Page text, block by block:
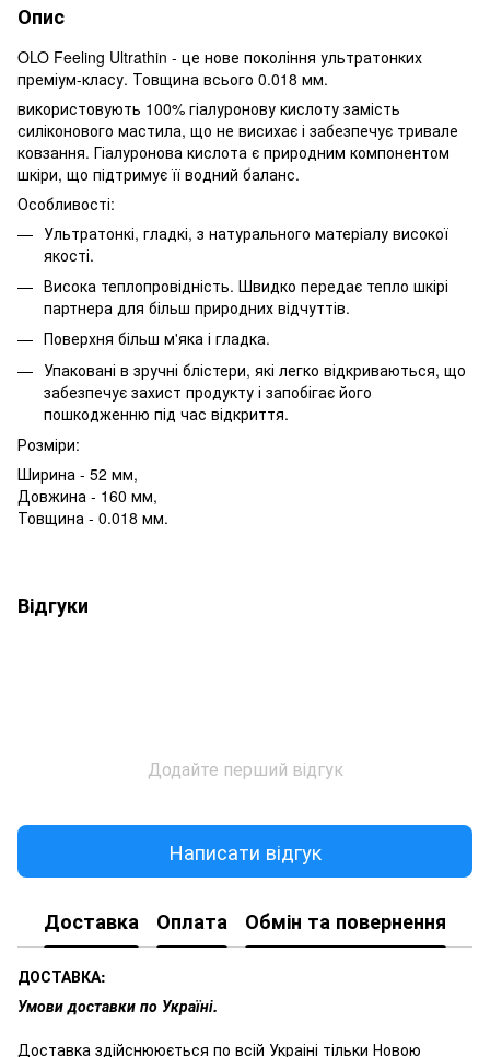
Опис
OLO Feeling Ultrathin - це нове покоління ультратонких
преміум-класу. Товщина всього 0.018 мм.
використовують 100% гіалуронову кислоту замість
силіконового мастила, що не висихає і забезпечує тривале
ковзання. Гіалуронова кислота є природним компонентом
шкіри, що підтримує її водний баланс.
Особливості:
Ультратонкі, гладкі, з натурального матеріалу високої
якості.
Висока теплопровідність. Швидко передає тепло шкірі
партнера для більш природних відчуттів.
Поверхня більш м'яка і гладка.
Упаковані в зручні блістери, які легко відкриваються, що
забезпечує захист продукту і запобігає його
пошкодженню під час відкриття.
Розміри:
Ширина - 52 мм,
Довжина - 160 мм,
Товщина - 0.018 мм.
Відгуки
Додайте перший відгук
Написати відгук
Доставка Оплата Обмін та повернення
ДОСТАВКА:
Умови доставки по Україні.
Доставка здійснююється по всій Украіні тільки Новою